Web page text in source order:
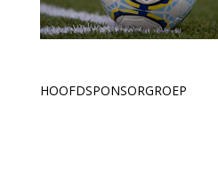
HOOFDSPONSORGROEP